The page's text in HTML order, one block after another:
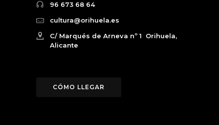
96 673 68 64
cultura@orihuela.es
C/ Marqués de Arneva nº 1 Orihuela,
Alicante
CÓMO LLEGAR